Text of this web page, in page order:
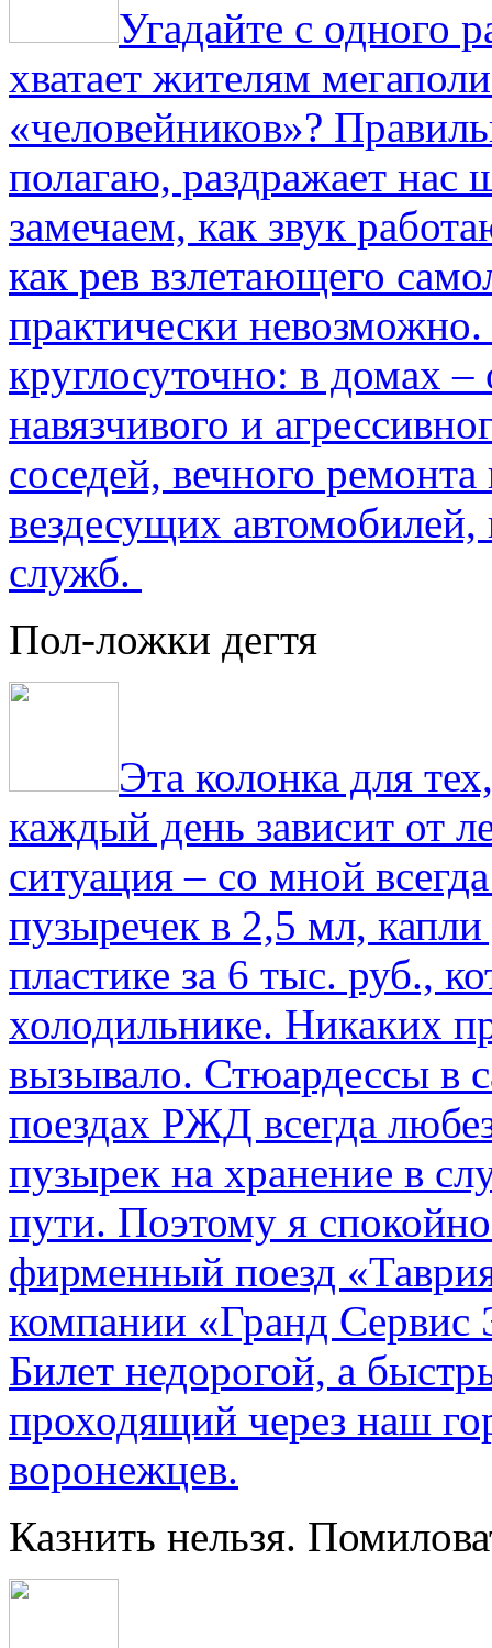
Угадайте с одного
хватает жителям
«человейников»?
полагаю, раздражает нас
замечаем, как звук
как рев взлетающего
практически
круглосуточно: в домах
навязчивого и
соседей, вечного
вездесущих
служб.
Пол-ложки дегтя
Эта колонка для
каждый день зависит от
ситуация – со мной
пузыречек в 2,5 мл,
пластике за 6 тыс. руб.,
холодильнике. Никаких
вызывало. Стюардессы в
поездах РЖД всегда
пузырек на хранение в
пути. По­этому я
фирменный поезд
компании «Гранд Сервис
Билет недорогой, а
проходящий через наш
воронежцев.
Казнить нельзя.